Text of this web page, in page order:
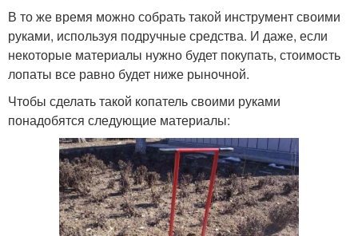
В то же время можно собрать такой инструмент своими
руками, используя подручные средства. И даже, если
некоторые материалы нужно будет покупать, стоимость
лопаты все равно будет ниже рыночной.
Чтобы сделать такой копатель своими руками
понадобятся следующие материалы: